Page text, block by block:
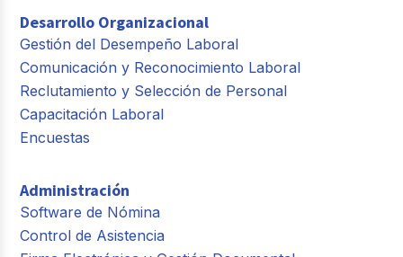
Desarrollo Organizacional
Gestión del Desempeño Laboral
Comunicación y Reconocimiento Laboral
Reclutamiento y Selección de Personal
Capacitación Laboral
Encuestas
Administración
Software de Nómina
Control de Asistencia